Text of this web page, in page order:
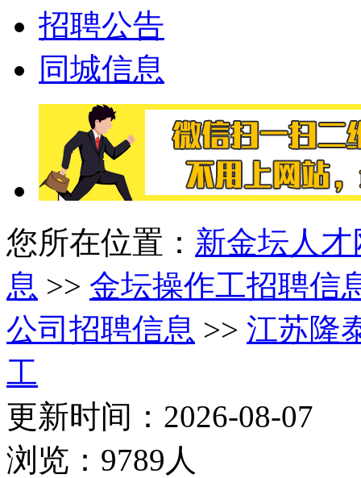
招聘公告
同城信息
您所在位置： 新金坛人才
息 >> 金坛操作工招聘信
公司招聘信息 >> 江苏隆
工
更新时间：2026-08-07
浏览：9789人